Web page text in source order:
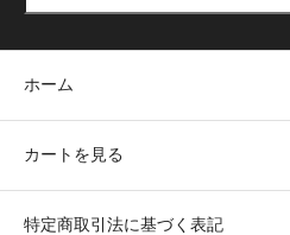
ホーム
カートを見る
特定商取引法に基づく表記